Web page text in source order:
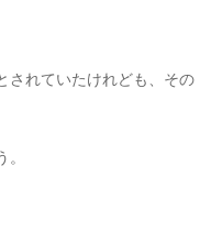
されていたけれども、その